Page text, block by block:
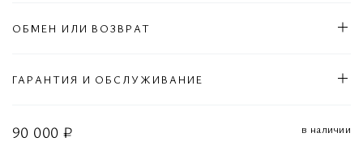
90 000 ₽ в наличии
ОБМЕН ИЛИ ВОЗВРАТ
ГАРАНТИЯ И ОБСЛУЖИВАНИЕ